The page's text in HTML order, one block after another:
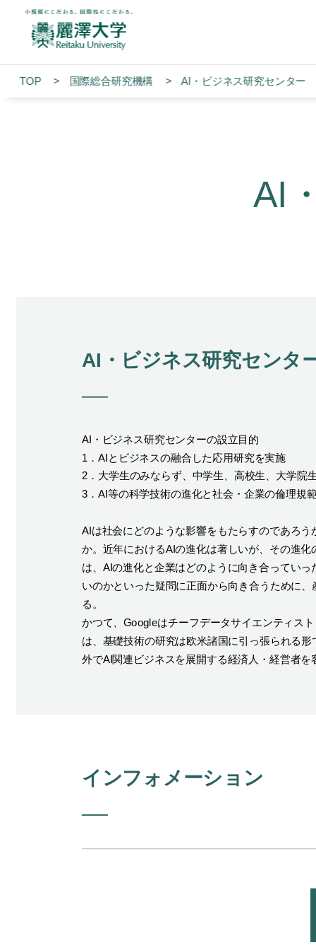
TOP 国際総合研究機構 AI・ビジネス研究センター
AI
AI・ビジネス研究センタ
AI・ビジネス研究センターの設立目的
1．AIとビジネスの融合した応用研究を実施
2．大学生のみならず、中学生、高校生、大学院
3．AI等の科学技術の進化と社会・企業の倫理規
AIは社会にどのような影響をもたらすのであろ
か。近年におけるAIの進化は著しいが、その進
は、AIの進化と企業はどのように向き合ってい
いのかといった疑問に正面から向き合うために
る。
かつて、Googleはチーフデータサイエンティス
は、基礎技術の研究は欧米諸国に引っ張られる
外でAI関連ビジネスを展開する経済人・経営者
インフォメーション